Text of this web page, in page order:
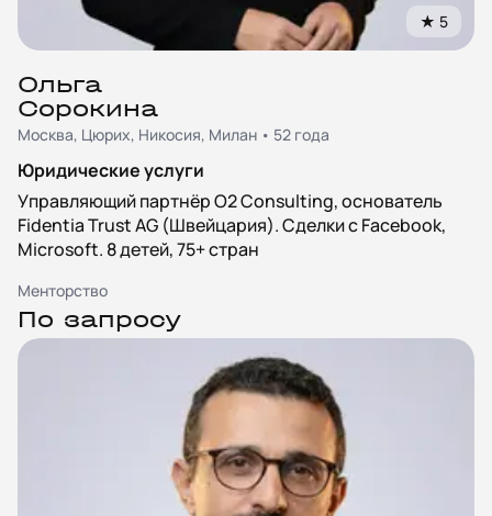
★ 5
Ольга
Сорокина
Москва, Цюрих, Никосия, Милан • 52 года
Юридические услуги
Управляющий партнёр O2 Consulting, основатель
Fidentia Trust AG (Швейцария). Сделки с Facebook,
Microsoft. 8 детей, 75+ стран
Менторство
По запросу